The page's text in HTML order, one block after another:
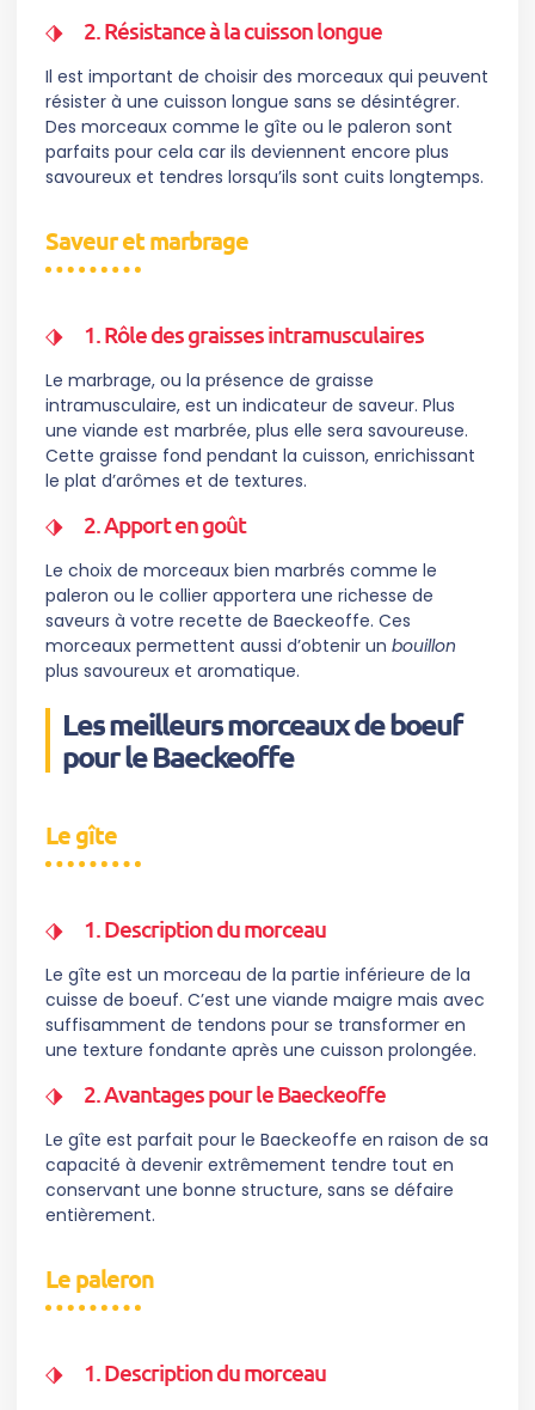
2. Résistance à la cuisson longue
Il est important de choisir des morceaux qui peuvent
résister à une cuisson longue sans se désintégrer.
Des morceaux comme le gîte ou le paleron sont
parfaits pour cela car ils deviennent encore plus
savoureux et tendres lorsqu’ils sont cuits longtemps.
Saveur et marbrage
1. Rôle des graisses intramusculaires
Le marbrage, ou la présence de graisse
intramusculaire, est un indicateur de saveur. Plus
une viande est marbrée, plus elle sera savoureuse.
Cette graisse fond pendant la cuisson, enrichissant
le plat d’arômes et de textures.
2. Apport en goût
Le choix de morceaux bien marbrés comme le
paleron ou le collier apportera une richesse de
saveurs à votre recette de Baeckeoffe. Ces
morceaux permettent aussi d’obtenir un bouillon
plus savoureux et aromatique.
Les meilleurs morceaux de boeuf
pour le Baeckeoffe
Le gîte
1. Description du morceau
Le gîte est un morceau de la partie inférieure de la
cuisse de boeuf. C’est une viande maigre mais avec
suffisamment de tendons pour se transformer en
une texture fondante après une cuisson prolongée.
2. Avantages pour le Baeckeoffe
Le gîte est parfait pour le Baeckeoffe en raison de sa
capacité à devenir extrêmement tendre tout en
conservant une bonne structure, sans se défaire
entièrement.
Le paleron
1. Description du morceau